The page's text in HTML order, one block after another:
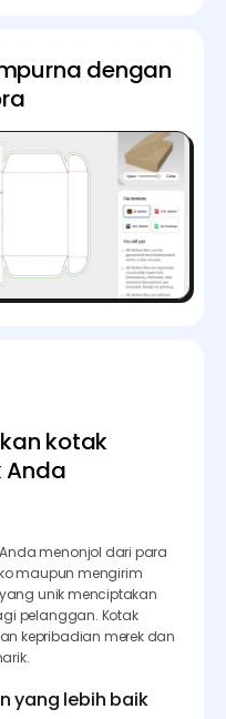
dengan
kotak
Anda
menonjol dari para
maupun mengirim
unik menciptakan
pelanggan. Kotak
kepribadian merek dan
yang lebih baik